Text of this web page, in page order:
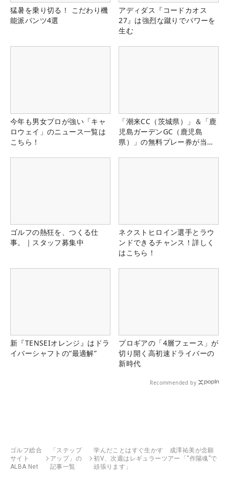
猛暑を乗り切る！ こだわり機
能派パンツ4選
アディダス『コードカオス
27』は強烈な蹴りでパワーを
生む
今年も男女プロが強い「キャ
ロウェイ」のニュース一覧は
こちら！
「潮来CC（茨城県）」＆「鹿
児島ガーデンGC（鹿児島
県）」の無料プレー券が当た
ゴルフの熱狂を、つくる仕
事。｜スタッフ募集中
ネクストヒロイン選手とラウ
ンドできるチャンス！詳しく
はこちら！
新『TENSEIオレンジ』はドラ
イバーシャフトの“最適解”
プロギアの「4層フェース」が
切り開く高初速ドライバーの
新時代
Recommended by
ゴルフ総合
サイト
ALBA Net
「ステップ
アップ」の
記事一覧
学んだことはすぐ生かす 成澤祐美が念願
初V、次週はレギュラーツアー「“作陽魂”で
頑張ります」